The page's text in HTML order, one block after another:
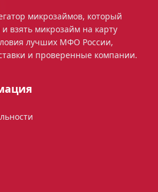
микрозаймов, который
взять микрозайм на карту
лучших МФО России,
и проверенные компании.